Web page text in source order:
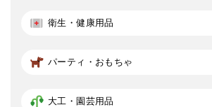
衛生・健康用品
パーティ・おもちゃ
大工・園芸用品